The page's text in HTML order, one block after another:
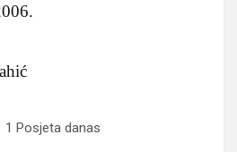
1 Posjeta danas